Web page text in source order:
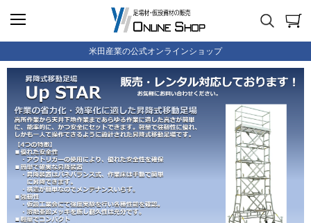
米田産業の公式オンラインショップ